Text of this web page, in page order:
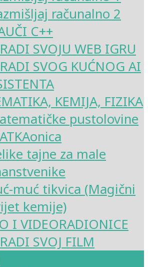
računalno 2
C++
SVOJU WEB IGRU
SVOG KUĆNOG AI
KEMIJA, FIZIKA
pustolovine
tajne za male
muć tikvica (Magični
kemije)
I VIDEORADIONICE
SVOJ FILM